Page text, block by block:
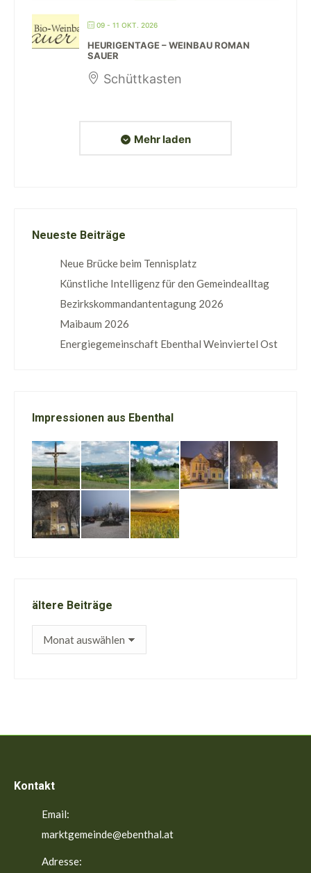
09 - 11 OKT. 2026
HEURIGENTAGE – WEINBAU ROMAN
SAUER
Schüttkasten
Mehr laden
Neueste Beiträge
Neue Brücke beim Tennisplatz
Künstliche Intelligenz für den Gemeindealltag
Bezirkskommandantentagung 2026
Maibaum 2026
Energiegemeinschaft Ebenthal Weinviertel Ost
Impressionen aus Ebenthal
ältere Beiträge
ältere
Kontakt
Email:
marktgemeinde@ebenthal.at
Adresse: